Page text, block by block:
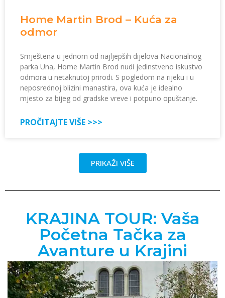
Home Martin Brod – Kuća za
odmor
Smještena u jednom od najljepših dijelova Nacionalnog
parka Una, Home Martin Brod nudi jedinstveno iskustvo
odmora u netaknutoj prirodi. S pogledom na rijeku i u
neposrednoj blizini manastira, ova kuća je idealno
mjesto za bijeg od gradske vreve i potpuno opuštanje.
PROČITAJTE VIŠE >>>
PRIKAŽI VIŠE
KRAJINA TOUR: Vaša
Početna Tačka za
Avanture u Krajini